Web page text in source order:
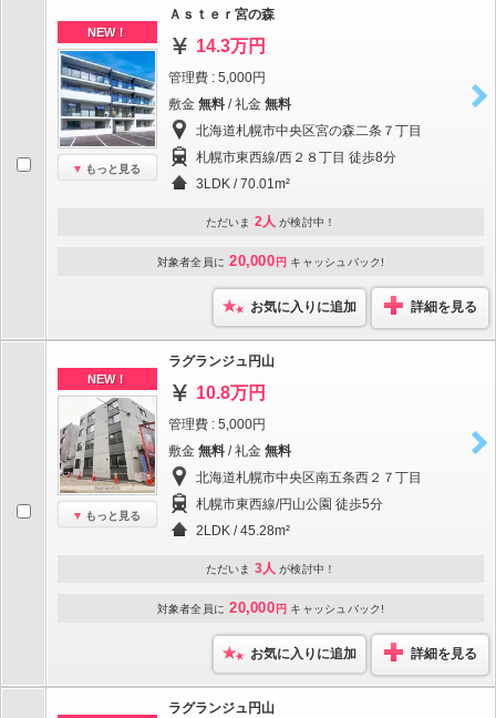
NEW！
もっと見る
Ａｓｔｅｒ宮の森
14.3万円
管理費 : 5,000円
敷金 無料 / 礼金 無料
北海道札幌市中央区宮の森二条７丁目
札幌市東西線/西２８丁目 徒歩8分
3LDK / 70.01m²
ただいま 2人 が検討中！
対象者全員に 20,000 円 キャッシュバック!
お気に入りに追加 詳細を見る
NEW！
もっと見る
ラグランジュ円山
10.8万円
管理費 : 5,000円
敷金 無料 / 礼金 無料
北海道札幌市中央区南五条西２７丁目
札幌市東西線/円山公園 徒歩5分
2LDK / 45.28m²
ただいま 3人 が検討中！
対象者全員に 20,000 円 キャッシュバック!
お気に入りに追加 詳細を見る
ラグランジュ円山